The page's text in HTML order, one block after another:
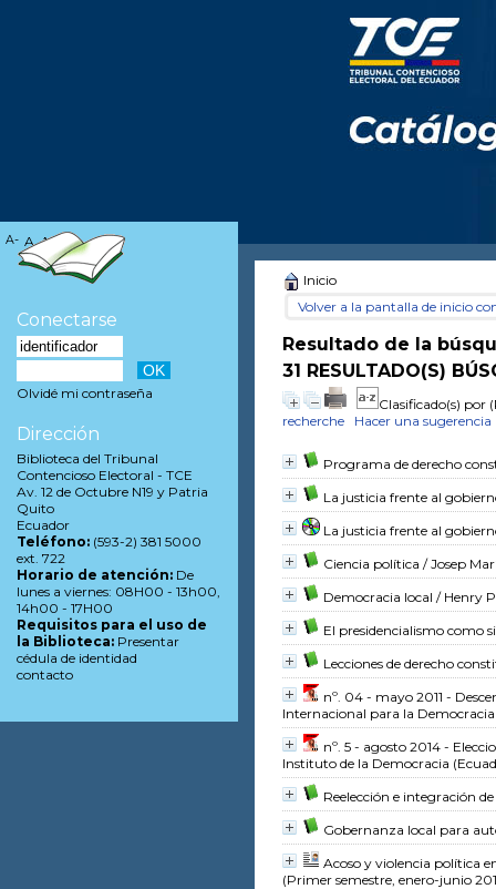
Inicio
Volver a la pantalla de inicio
Resultado de la
31 RESULTADO(S)
Clasificado(s) por
recherche
Hacer una sugerencia
Programa de derecho
La justicia frente al
La justicia frente al
Ciencia política / Josep
Democracia local / Henry
El presidencialismo como
Lecciones de derecho
nº. 04 - mayo 2011 -
Internacional para la
nº. 5 - agosto 2014 -
Instituto de la Democracia
Reelección e integración
Gobernanza local para
Acoso y violencia política
(Primer semestre, enero-junio
A- A A+
Conectarse
Olvidé mi contraseña
Dirección
Biblioteca del Tribunal
Contencioso Electoral - TCE
Av. 12 de Octubre N19 y Patria
Quito
Ecuador
Teléfono: (593-2) 381 5000
ext. 722
Horario de atención: De
lunes a viernes: 08H00 - 13h00,
14h00 - 17H00
Requisitos para el uso de
la Biblioteca: Presentar
cédula de identidad
contacto